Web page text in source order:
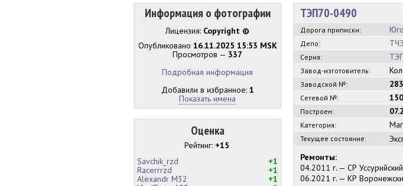
Информация о фотографии
Лицензия: Copyright ©
Опубликовано 16.11.2025 15:53 MSK
Просмотров — 337
Подробная информация
Добавили в избранное: 1
Показать имена
Оценка
Рейтинг: +15
Savchik_rzd
+1
Racerrrzd
+1
Alexandr M32
+1
ТЭП70-0490
Дорога приписки:
Депо:
Серия:
Завод-изготовитель:
Заводской №:
Сетевой №:
Построен:
Категория:
Текущее состояние:
Ремонты:
04.2011 г. — СР
06.2021 г. — КР